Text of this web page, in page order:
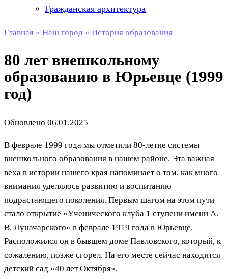
Гражданская архитектура
Главная » Наш город » История образования
80 лет внешкольному
образованию в Юрьевце (1999
год)
Обновлено 06.01.2025
В феврале 1999 года мы отметили 80-летие системы
внешкольного образования в нашем районе. Эта важная
веха в истории нашего края напоминает о том, как много
внимания уделялось развитию и воспитанию
подрастающего поколения. Первым шагом на этом пути
стало открытие «Ученического клуба 1 ступени имени А.
В. Луначарского» в феврале 1919 года в Юрьевце.
Расположился он в бывшем доме Павловского, который, к
сожалению, позже сгорел. На его месте сейчас находится
детский сад «40 лет Октября».